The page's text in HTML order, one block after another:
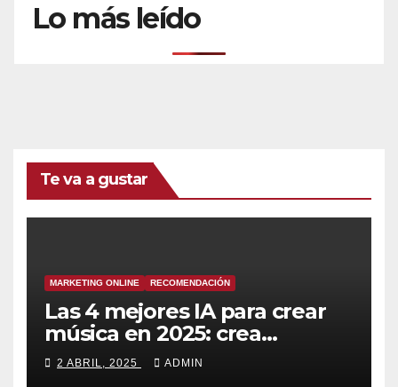
Lo más leído
Te va a gustar
MARKETING ONLINE RECOMENDACIÓN
Las 4 mejores IA para crear
música en 2025: crea
canciones increíbles en
2 ABRIL, 2025 ADMIN